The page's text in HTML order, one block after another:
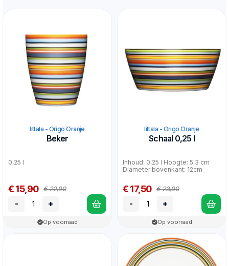
Iittala - Origo Oranje
Beker
0,25 l
€ 15,90 € 22,90
- +
Op voorraad
Iittala - Origo Oranje
Schaal 0,25 l
Inhoud: 0,25 l Hoogte: 5,3 cm
Diameter bovenkant: 12cm
€ 17,50 € 23,90
- +
Op voorraad